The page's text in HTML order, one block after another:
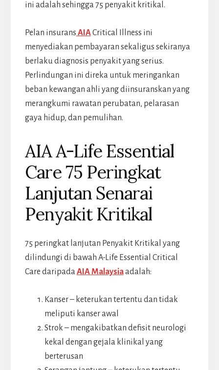
ini adalah sehingga 75 penyakit kritikal.
Pelan insurans AIACritical Illness ini
menyediakan pembayaran sekaligus sekiranya
berlaku diagnosis penyakit yang serius.
Perlindungan ini direka untuk meringankan
beban kewangan ahli yang diinsuranskan yang
merangkumi rawatan perubatan, pelarasan
gaya hidup, dan pemulihan.
AIA A-Life Essential
Care 75 Peringkat
Lanjutan Senarai
Penyakit Kritikal
75 peringkat lanjutan Penyakit Kritikal yang
dilindungi di bawah A-Life Essential Critical
Care daripadaAIA Malaysiaadalah:
Kanser – keterukan tertentu dan tidak
meliputi kanser awal
Strok – mengakibatkan defisit neurologi
kekal dengan gejala klinikal yang
berterusan